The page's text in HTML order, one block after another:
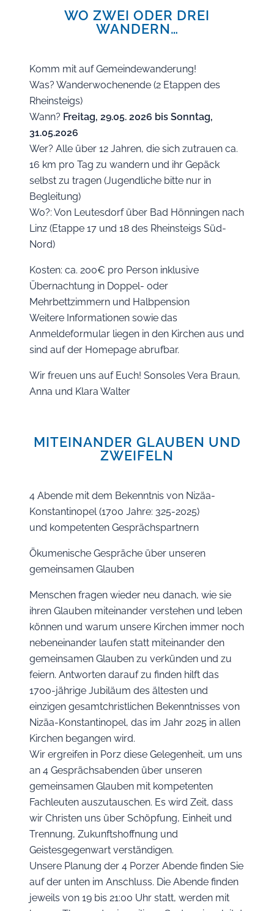
WO ZWEI ODER DREI
WANDERN…
Komm mit auf Gemeindewanderung!
Was? Wanderwochenende (2 Etappen des
Rheinsteigs)
Wann? Freitag, 29.05. 2026 bis Sonntag,
31.05.2026
Wer? Alle über 12 Jahren, die sich zutrauen ca.
16 km pro Tag zu wandern und ihr Gepäck
selbst zu tragen (Jugendliche bitte nur in
Begleitung)
Wo?: Von Leutesdorf über Bad Hönningen nach
Linz (Etappe 17 und 18 des Rheinsteigs Süd-
Nord)
Kosten: ca. 200€ pro Person inklusive
Übernachtung in Doppel- oder
Mehrbettzimmern und Halbpension
Weitere Informationen sowie das
Anmeldeformular liegen in den Kirchen aus und
sind auf der Homepage abrufbar.
Wir freuen uns auf Euch! Sonsoles Vera Braun,
Anna und Klara Walter
MITEINANDER GLAUBEN UND
ZWEIFELN
4 Abende mit dem Bekenntnis von Nizäa-
Konstantinopel (1700 Jahre: 325-2025)
und kompetenten Gesprächspartnern
Ökumenische Gespräche über unseren
gemeinsamen Glauben
Menschen fragen wieder neu danach, wie sie
ihren Glauben miteinander verstehen und leben
können und warum unsere Kirchen immer noch
nebeneinander laufen statt miteinander den
gemeinsamen Glauben zu verkünden und zu
feiern. Antworten darauf zu finden hilft das
1700-jährige Jubiläum des ältesten und
einzigen gesamtchristlichen Bekenntnisses von
Nizäa-Konstantinopel, das im Jahr 2025 in allen
Kirchen begangen wird.
Wir ergreifen in Porz diese Gelegenheit, um uns
an 4 Gesprächsabenden über unseren
gemeinsamen Glauben mit kompetenten
Fachleuten auszutauschen. Es wird Zeit, dass
wir Christen uns über Schöpfung, Einheit und
Trennung, Zukunftshoffnung und
Geistesgegenwart verständigen.
Unsere Planung der 4 Porzer Abende finden Sie
auf der unten im Anschluss. Die Abende finden
jeweils von 19 bis 21:00 Uhr statt, werden mit